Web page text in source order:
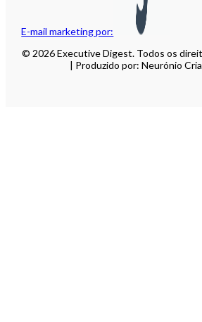
E-mail marketing por:
© 2026 Executive Digest. Todos os
| Produzido por: Neurónio